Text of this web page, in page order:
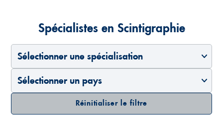
Spécialistes en Scintigraphie
Sélectionner une spécialisation
Sélectionner un pays
Réinitialiser le filtre